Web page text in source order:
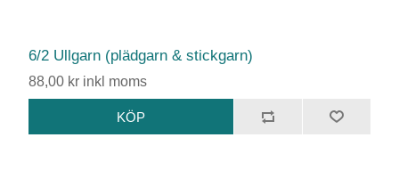
6/2 Ullgarn (plädgarn & stickgarn)
88,00 kr inkl moms